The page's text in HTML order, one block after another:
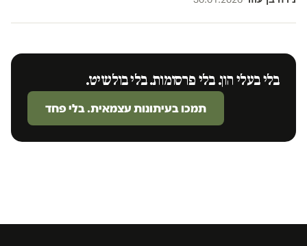
בלי בעלי הון. בלי פרסומות. בלי בולשיט.
תמכו בעיתונות עצמאית. בלי פחד